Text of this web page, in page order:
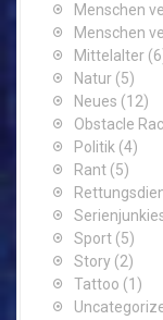
Menschen
Menschen
Mittelalter
Natur (5)
Neues (12)
Obstacle
Politik (4)
Rant (5)
Sport (5)
Story (2)
Tattoo (1)